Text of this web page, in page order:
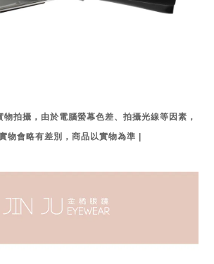
拍攝，由於電腦螢幕色差、拍攝光線等因素，
物會略有差別，商品以實物為準 |